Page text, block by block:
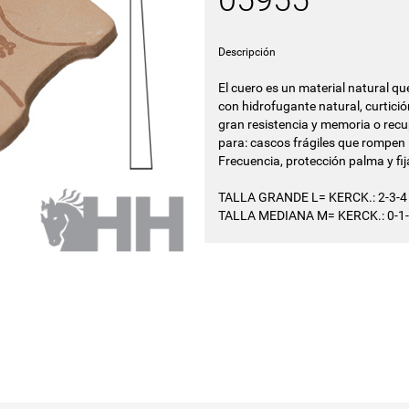
Descripción
El cuero es un material natural
con hidrofugante natural,
gran resistencia y memoria o
para: cascos frágiles que
Frecuencia, protección palma y
TALLA GRANDE L= KERCK.: 2-3-4
TALLA MEDIANA M= KERCK.: 0-